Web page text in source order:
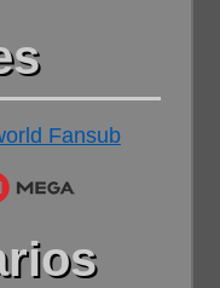
Fansub